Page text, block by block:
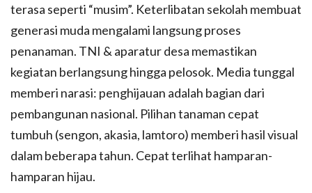
terasa seperti “musim”. Keterlibatan sekolah membuat
generasi muda mengalami langsung proses
penanaman. TNI & aparatur desa memastikan
kegiatan berlangsung hingga pelosok. Media tunggal
memberi narasi: penghijauan adalah bagian dari
pembangunan nasional. Pilihan tanaman cepat
tumbuh (sengon, akasia, lamtoro) memberi hasil visual
dalam beberapa tahun. Cepat terlihat hamparan-
hamparan hijau.